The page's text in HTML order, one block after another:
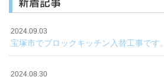
2024.09.03
宝塚市でブロックキッチン入替工事です。
2024.08.30